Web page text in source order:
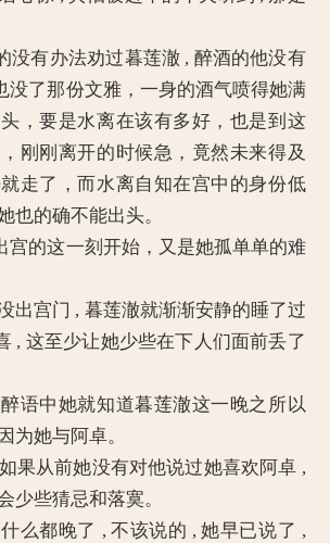
有办法劝过暮莲澈 , 醉酒的他没有
没了那份文雅，一身的酒气喷得她满
，要是水离在该有多好，也是到这
刚刚离开的时候急，竟然未来得及
走了，而水离自知在宫中的身份低
也的确不能出头。
的这一刻开始，又是她孤单单的难
宫门 , 暮莲澈就渐渐安静的睡了过
, 这至少让她少些在下人们面前丢了
中她就知道暮莲澈这一晚之所以
为她与阿卓。
从前她没有对他说过她喜欢阿卓 ,
少些猜忌和落寞。
都晚了 , 不该说的 , 她早已说了 ,